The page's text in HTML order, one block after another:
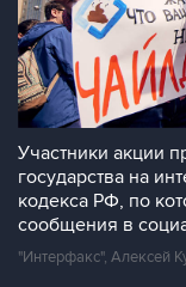
Участники акции
государства на
кодекса РФ, по
сообщения в
"Интерфакс", Алексей